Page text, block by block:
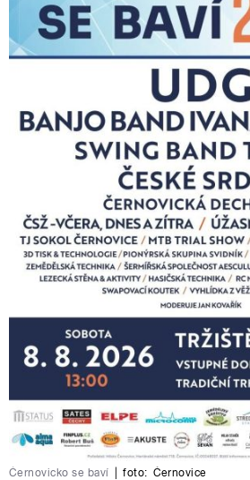
Černovicko se baví foto: Černovice